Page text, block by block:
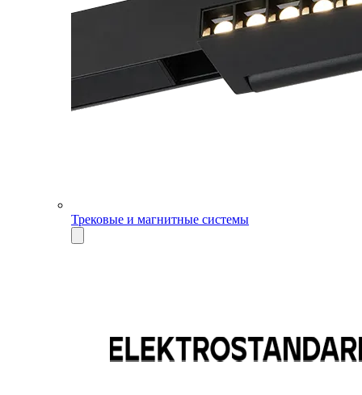
Трековые и магнитные системы